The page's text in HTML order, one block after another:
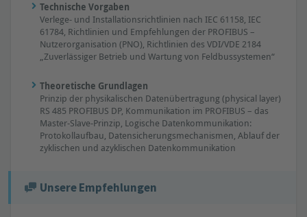
Technische Vorgaben
Verlege- und Installationsrichtlinien nach IEC 61158, IEC
61784, Richtlinien und Empfehlungen der PROFIBUS –
Nutzerorganisation (PNO), Richtlinien des VDI/VDE 2184
„Zuverlässiger Betrieb und Wartung von Feldbussystemen“
Theoretische Grundlagen
Prinzip der physikalischen Datenübertragung (physical layer)
RS 485 PROFIBUS DP, Kommunikation im PROFIBUS – das
Master-Slave-Prinzip, Logische Datenkommunikation:
Protokollaufbau, Datensicherungsmechanismen, Ablauf der
zyklischen und azyklischen Datenkommunikation
Unsere Empfehlungen